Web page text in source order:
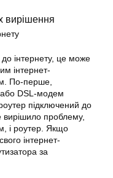
вирішення
інтернету, це може
інтернет-
По-перше,
DSL-модем
підключений до
проблему,
і роутер. Якщо
інтернет-
за